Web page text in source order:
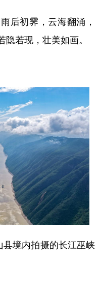
初霁，云海翻涌，
若现，壮美如画。
境内拍摄的长江巫峡